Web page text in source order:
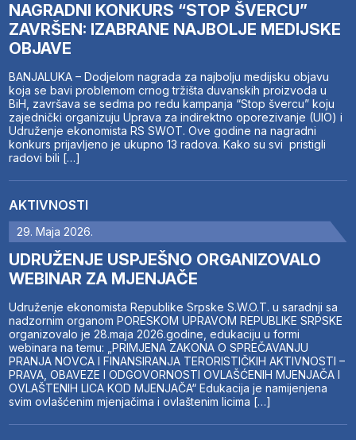
NAGRADNI KONKURS “STOP ŠVERCU”
ZAVRŠEN: IZABRANE NAJBOLJE MEDIJSKE
OBJAVE
BANJALUKA – Dodjelom nagrada za najbolju medijsku objavu
koja se bavi problemom crnog tržišta duvanskih proizvoda u
BiH, završava se sedma po redu kampanja “Stop švercu” koju
zajednički organizuju Uprava za indirektno oporezivanje (UIO) i
Udruženje ekonomista RS SWOT. Ove godine na nagradni
konkurs prijavljeno je ukupno 13 radova. Kako su svi pristigli
radovi bili […]
AKTIVNOSTI
29. Maja 2026.
UDRUŽENJE USPJEŠNO ORGANIZOVALO
WEBINAR ZA MJENJAČE
Udruženje ekonomista Republike Srpske S.W.O.T. u saradnji sa
nadzornim organom PORESKOM UPRAVOM REPUBLIKE SRPSKE
organizovalo je 28.maja 2026.godine, edukaciju u formi
webinara na temu: „PRIMJENA ZAKONA O SPREČAVANJU
PRANJA NOVCA I FINANSIRANJA TERORISTIČKIH AKTIVNOSTI –
PRAVA, OBAVEZE I ODGOVORNOSTI OVLAŠĆENIH MJENJAČA I
OVLAŠTENIH LICA KOD MJENJAČA“ Edukacija je namijenjena
svim ovlašćenim mjenjačima i ovlaštenim licima […]